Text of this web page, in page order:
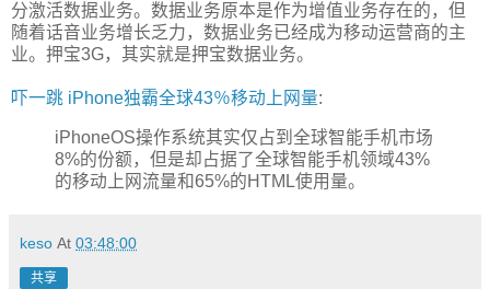
分激活数据业务。数据业务原本是作为增值业务存在的，但
随着话音业务增长乏力，数据业务已经成为移动运营商的主
业。押宝3G，其实就是押宝数据业务。
吓一跳 iPhone独霸全球43％移动上网量:
iPhoneOS操作系统其实仅占到全球智能手机市场
8%的份额，但是却占据了全球智能手机领域43%
的移动上网流量和65%的HTML使用量。
keso At 03:48:00
共享